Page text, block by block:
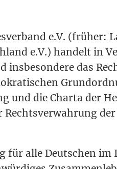
e.V. (frü­her:
e.V.) han­delt in
ins­be­son­de­re das
und die Char­ta der
der
für alle Deut­schen